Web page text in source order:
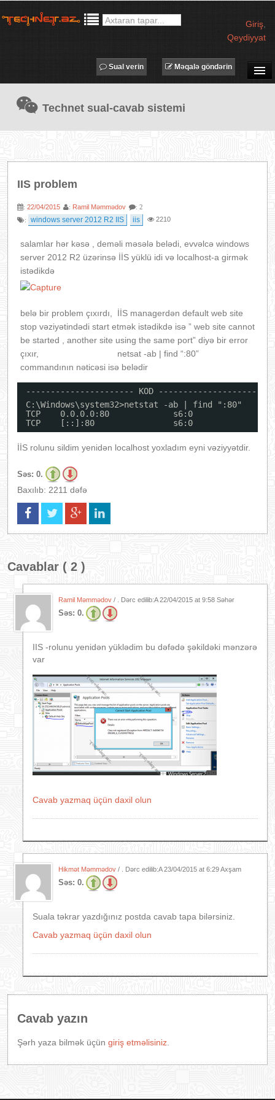
Giriş
Qeydiyyat
TECHNET TV
MƏQALƏLƏR
XƏBƏRLƏR
Məqalə göndərin
Sual verin
Technet sual-cavab sistemi
IIS problem
: 22/04/2015 : Ramil Məmmədov
: 2
:
windows server 2012 R2 IIS iis 2210
salamlar hər kəsə , deməli məsələ belədi, evvəlcə windows
server 2012 R2 üzərinsə İİS yüklü idi və localhost-a girmək
istədikdə
belə bir problem çıxırdı, İİS managerdən default web site
stop vəziyətindədi start etmək istədikdə isə ” web site cannot
be started , another site using the same port” diyə bir error
çıxır, netsat -ab | find “:80”
commandının nəticəsi isə belədir
---------------------- KOD ----------------------
C:\Windows\system32>netstat -ab | find ":80"
TCP    0.0.0.0:80             s6:0
TCP    [::]:80                s6:0
İİS rolunu sildim yenidən localhost yoxladım eyni vəziyyətdir.
Səs: 0.
Baxılıb: 2211 dəfə
Cavablar ( 2 )
Ramil Məmmədov / . Dərc edilib:A22/04/2015 at 9:58 Səhər
Səs: 0.
IIS -rolunu yenidən yüklədim bu dəfədə şəkildəki mənzərə
var
Cavab yazmaq üçün daxil olun
Hikmət Məmmədov / . Dərc edilib:A23/04/2015 at 6:29 Axşam
Səs: 0.
Suala təkrar yazdığınız postda cavab tapa bilərsiniz.
Cavab yazmaq üçün daxil olun
Cavab yazın
Şərh yaza bilmək üçün giriş etməlisiniz